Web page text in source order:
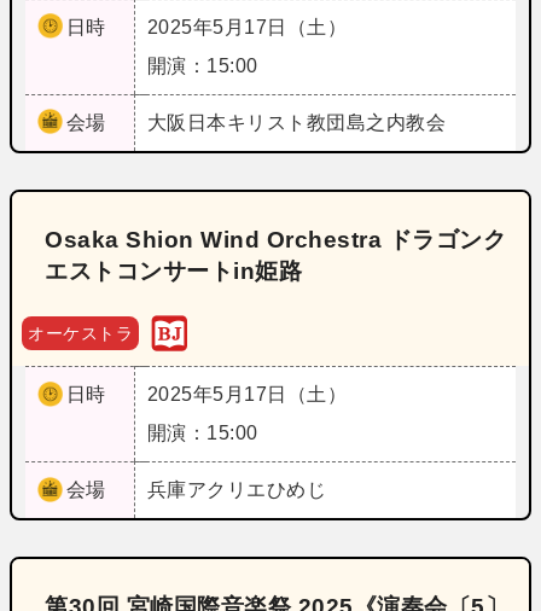
日時
2025年5月17日（土）
開演：15:00
会場 大阪 日本キリスト教団島之内教会
Osaka Shion Wind Orchestra ドラゴンク
エストコンサートin姫路
オーケストラ
日時
2025年5月17日（土）
開演：15:00
会場 兵庫アクリエひめじ